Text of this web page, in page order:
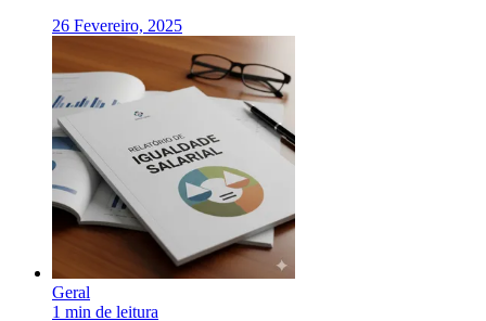
26 Fevereiro, 2025
Geral
1 min de leitura